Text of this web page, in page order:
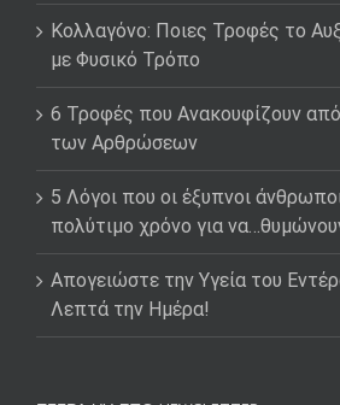
Κολλαγόνο: Ποιες Τροφές το
με Φυσικό Τρόπο
6 Τροφές που Ανακουφίζουν
των Αρθρώσεων
5 Λόγοι που οι έξυπνοι
πολύτιμο χρόνο για
Απογειώστε την Υγεία του
Λεπτά την Ημέρα!